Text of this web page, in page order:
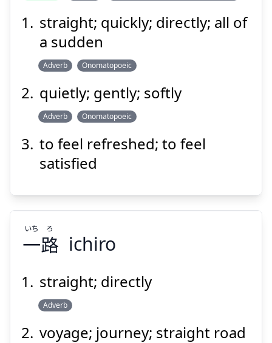
すっと
Show answer
Suspend
straight; quickly; directly; all of
a sudden
Adverb Onomatopoeic
quietly; gently; softly
Adverb Onomatopoeic
to feel refreshed; to feel
satisfied
一路
いち ろ
ichiro
straight; directly
Adverb
voyage; journey; straight road